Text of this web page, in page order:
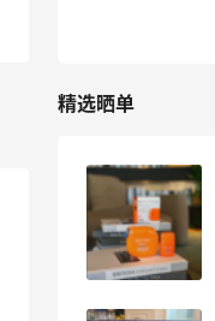
精选晒单